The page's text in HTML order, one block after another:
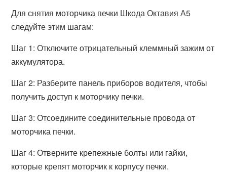
Для снятия моторчика печки Шкода Октавия А5
следуйте этим шагам:
Шаг 1: Отключите отрицательный клеммный зажим от
аккумулятора.
Шаг 2: Разберите панель приборов водителя, чтобы
получить доступ к моторчику печки.
Шаг 3: Отсоедините соединительные провода от
моторчика печки.
Шаг 4: Отверните крепежные болты или гайки,
которые крепят моторчик к корпусу печки.